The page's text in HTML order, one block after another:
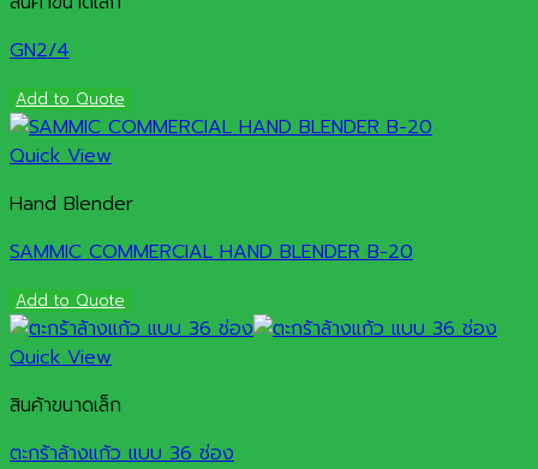
GN2/4
Add to Quote
Quick View
Hand Blender
SAMMIC COMMERCIAL HAND BLENDER B-20
Add to Quote
Quick View
สินค้าขนาดเล็ก
ตะกร้าล้างแก้ว แบบ 36 ช่อง